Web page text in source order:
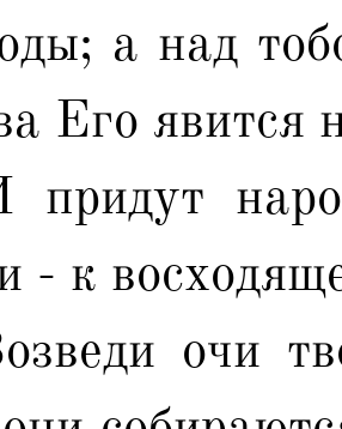
а над
Его явится
- к
очи